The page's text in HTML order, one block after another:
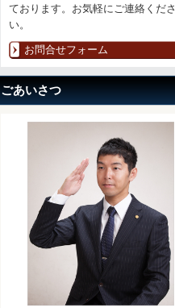
ております。お気軽にご連絡くださ
い。
お問合せフォーム
ごあいさつ